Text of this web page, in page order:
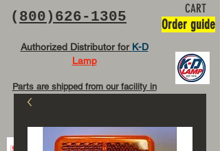
( 800)626-1305
Authorized Distributor for K-D
Lamp
Parts are shipped from our facility in
CART
Order guide